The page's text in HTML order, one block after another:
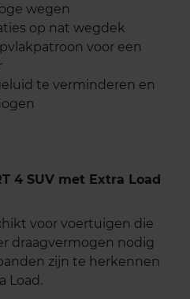
wegen
op nat wegdek
voor een
te verminderen en
4 SUV met Extra Load
voor voertuigen die
draagvermogen nodig
zijn te herkennen
Load.